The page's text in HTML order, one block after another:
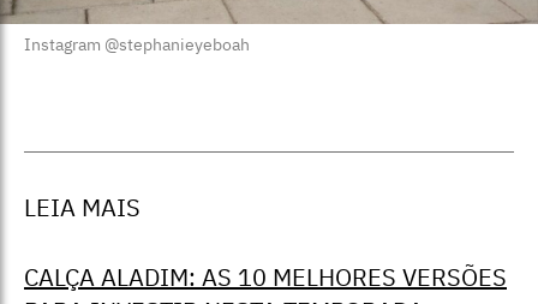
Instagram @stephanieyeboah
LEIA MAIS
CALÇA ALADIM: AS 10 MELHORES VERSÕES